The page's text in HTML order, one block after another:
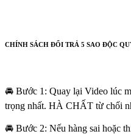
CHÍNH SÁCH ĐỔI TRẢ 5 SAO ĐỘC
🚘 Bước 1: Quay lại Video lúc
trọng nhất. HÀ CHẤT từ chối
🚘 Bước 2: Nếu hàng sai hoặc